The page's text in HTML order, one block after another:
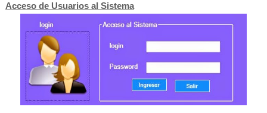
Acceso de Usuarios al Sistema